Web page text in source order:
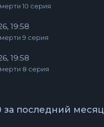
10 серия
19:58
9 серия
19:58
8 серия
за последний месяц